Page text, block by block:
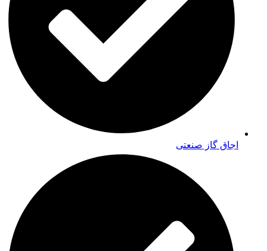
اجاق گاز صنعتی